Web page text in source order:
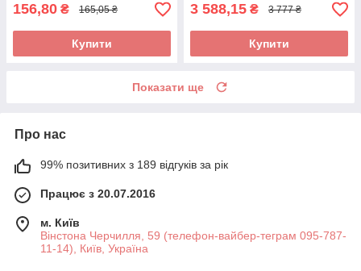
156,80 ₴ 165,05 ₴
Купити
3 588,15 ₴ 3 777 ₴
Купити
Показати ще
Про нас
99% позитивних з 189 відгуків за рік
Працює з 20.07.2016
м. Київ
Вінстона Черчилля, 59 (телефон-вайбер-теграм 095-787-
11-14), Київ, Україна